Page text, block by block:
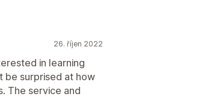
26. říjen 2022
in learning
be surprised at how
The service and